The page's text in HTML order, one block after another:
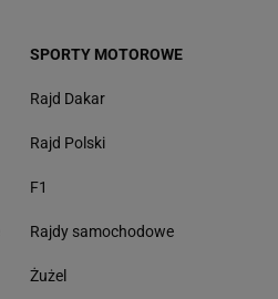
SPORTY MOTOROWE
Rajd Dakar
Rajd Polski
F1
Rajdy samochodowe
Żużel